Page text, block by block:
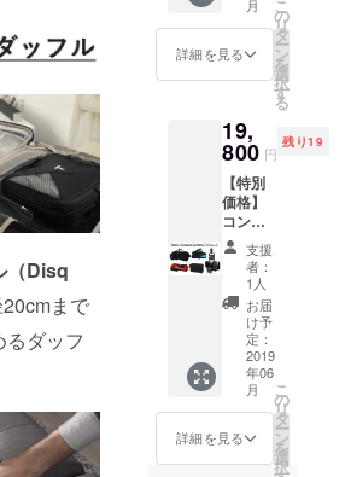
（Disq
まで
ダッフ
衣類圧
縮バッ
グ L サ
グ Sサ
イズ 1
個 本体
＋送料
＋消費
税込み
の特別
価格で
す。
クダッ
フル 1
個 ク
ルー
ズ・ト
リー
バッグ
1個 ス
タッ
シュ・
ガ
ジェッ
トバッ
グ 1個
クイッ
ク・
シュー
ズバッ
グ 1個
衣類圧
縮バッ
グ L サ
月
詳細を見る
こ
の
リ
タ
ー
ン
を
選
択
す
る
19,
800 円
残り19
【特別
価格】
コンボ
パック
（Com
Pack）
内容：
ディス
クダッ
フル 1
ルー
ズ・ト
イレト
リー
支援
者：
1人
お届
け予
定：
2019
年06
月
詳細を見る
こ
の
リ
タ
ー
ン
を
選
択